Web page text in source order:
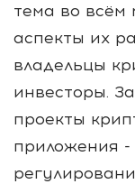
тема во всём
аспекты их
владельцы
инвесторы.
проекты
приложения